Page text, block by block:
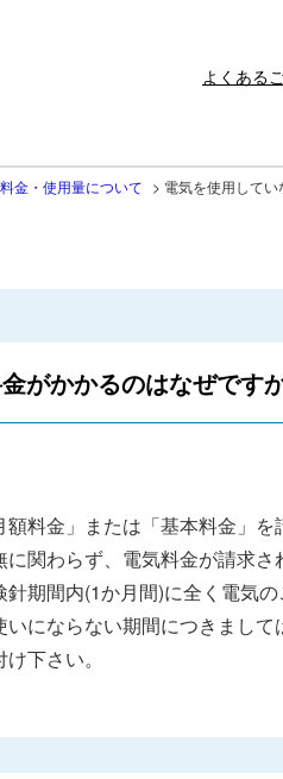
よくある
金・使用量について > 電気を使用して
がかかるのはなぜです
料金」または「基本料金」
関わらず、電気料金が請求さ
期間内(1か月間)に全く電気
にならない期間につきまし
下さい。